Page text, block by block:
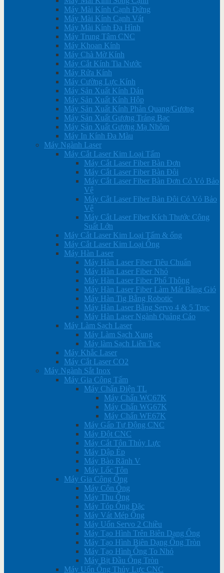
Máy Mài Kính Cạnh Đứng
Máy Mài Kính Cạnh Vát
Máy Mài Kính Đa Hình
Máy Trung Tâm CNC
Máy Khoan Kính
Máy Chà Mờ Kính
Máy Cắt Kính Tia Nước
Máy Rửa Kính
Máy Cường Lực Kính
Máy Sản Xuất Kính Dán
Máy Sản Xuất Kính Hộp
Máy Sản Xuất Kính Phản Quang/Gương
Máy Sản Xuất Gương Tráng Bạc
Máy Sản Xuất Gương Mạ Nhôm
Máy In Kính Đa Màu
Máy Ngành Laser
Máy Cắt Laser Kim Loại Tấm
Máy Cắt Laser Fiber Bàn Đơn
Máy Cắt Laser Fiber Bàn Đôi
Máy Cắt Laser Fiber Bàn Đơn Có Vỏ Bảo
Vệ
Máy Cắt Laser Fiber Bàn Đôi Có Vỏ Bảo
Vệ
Máy Cắt Laser Fiber Kích Thước Công
Suất Lớn
Máy Cắt Laser Kim Loại Tấm & ống
Máy Cắt Laser Kim Loại Ống
Máy Hàn Laser
Máy Hàn Laser Fiber Tiêu Chuẩn
Máy Hàn Laser Fiber Nhỏ
Máy Hàn Laser Fiber Phổ Thông
Máy Hàn Laser Fiber Làm Mát Bằng Gió
Máy Hàn Tig Bằng Robotic
Máy Hàn Laser Bằng Servo 4 & 5 Trục
Máy Hàn Laser Ngành Quảng Cáo
Máy Làm Sạch Laser
Máy Làm Sạch Xung
Máy làm Sạch Liên Tục
Máy Khắc Laser
Máy Cắt Laser CO2
Máy Ngành Sắt Inox
Máy Gia Công Tấm
Máy Chấn Điện TL
Máy Chấn WC67K
Máy Chấn WG67K
Máy Chấn WE67K
Máy Gấp Tự Động CNC
Máy Đột CNC
Máy Cắt Tôn Thủy Lực
Máy Dập Ép
Máy Bào Rãnh V
Máy Lốc Tôn
Máy Gia Công Ống
Máy Côn Ống
Máy Thu Ống
Máy Tóp Ống Đặc
Máy Vát Mép Ống
Máy Uốn Servo 2 Chiều
Máy Tạo Hình Trên Biên Dạng Ống
Máy Tạo Hình Biên Dạng Ống Tròn
Máy Tạo Hình Ống To Nhỏ
Máy Bịt Đầu Ống Tròn
Máy Uốn Ống Thủy Lực CNC